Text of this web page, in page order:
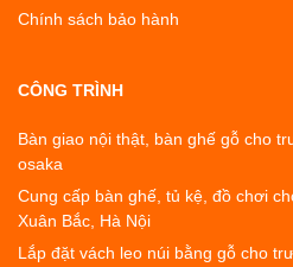
Chính sách bảo hành
CÔNG TRÌNH
Bàn giao nội thật, bàn ghế gỗ cho
osaka
Cung cấp bàn ghế, tủ kệ, đồ chơi
Xuân Bắc, Hà Nội
Lắp đặt vách leo núi bằng gỗ cho